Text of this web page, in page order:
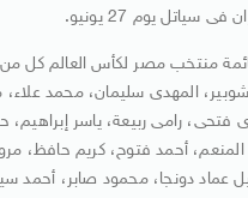
سياتل يوم 27 يونيو.
منتخب مصر لكأس العالم كل
المهدى سليمان، محمد علاء،
فتحى، رامى ربيعة، ياسر إبراهيم،
أحمد فتوح، كريم حافظ،
عماد دونجا، محمود صابر، أحمد